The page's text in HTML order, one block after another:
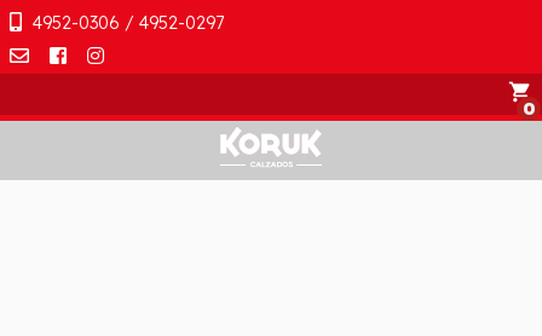
4952-0306 / 4952-0297
shopping_cart